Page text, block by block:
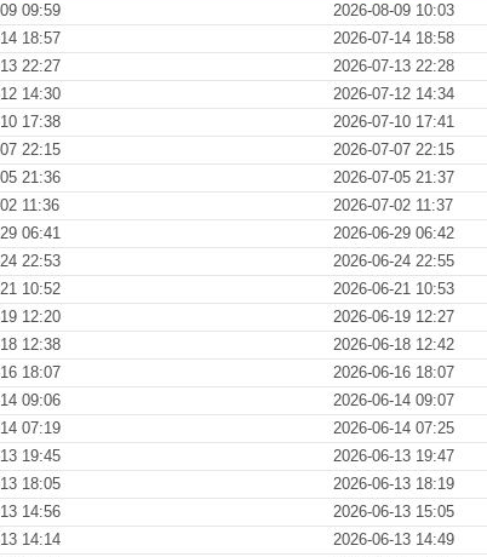
09:59 2026-08-09 10:03
18:57 2026-07-14 18:58
22:27 2026-07-13 22:28
14:30 2026-07-12 14:34
17:38 2026-07-10 17:41
22:15 2026-07-07 22:15
21:36 2026-07-05 21:37
11:36 2026-07-02 11:37
06:41 2026-06-29 06:42
22:53 2026-06-24 22:55
10:52 2026-06-21 10:53
12:20 2026-06-19 12:27
12:38 2026-06-18 12:42
18:07 2026-06-16 18:07
09:06 2026-06-14 09:07
07:19 2026-06-14 07:25
19:45 2026-06-13 19:47
18:05 2026-06-13 18:19
14:56 2026-06-13 15:05
14:14 2026-06-13 14:49